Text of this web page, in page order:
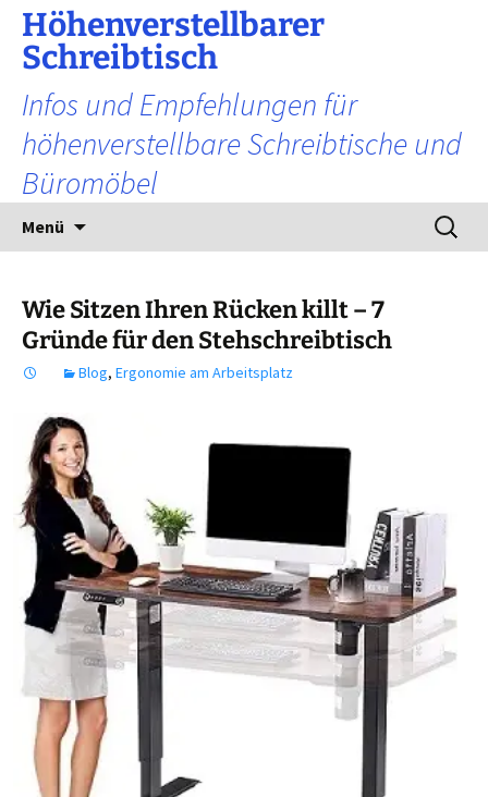
Zum
Inhalt
springen
Höhenverstellbarer
Schreibtisch
Infos und Empfehlungen für
höhenverstellbare Schreibtische und
Büromöbel
Menü
Suchen
nach:
Wie Sitzen Ihren Rücken killt – 7
Gründe für den Stehschreibtisch
Blog, Ergonomie am Arbeitsplatz